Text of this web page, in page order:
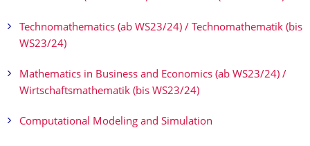
Technomathematics (ab WS23/24) / Technomathematik (bis
WS23/24)
Mathematics in Business and Economics (ab WS23/24) /
Wirtschaftsmathematik (bis WS23/24)
Computational Modeling and Simulation